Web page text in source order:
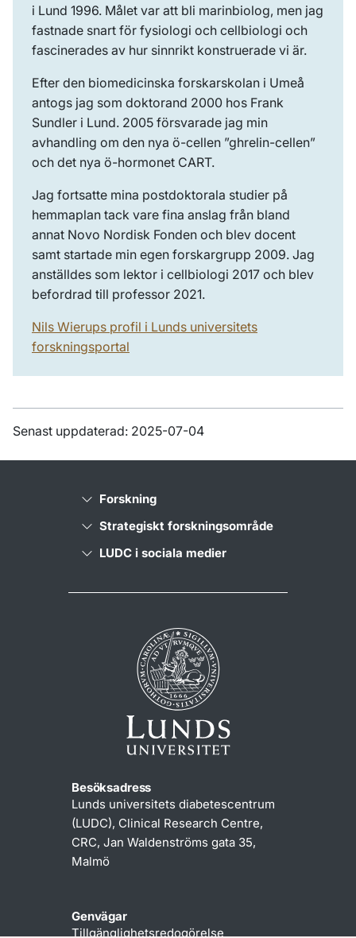
i Lund 1996. Målet var att bli marinbiolog, men jag
fastnade snart för fysiologi och cellbiologi och
fascinerades av hur sinnrikt konstruerade vi är.
Efter den biomedicinska forskarskolan i Umeå
antogs jag som doktorand 2000 hos Frank
Sundler i Lund. 2005 försvarade jag min
avhandling om den nya ö-cellen ”ghrelin-cellen”
och det nya ö-hormonet CART.
Jag fortsatte mina postdoktorala studier på
hemmaplan tack vare fina anslag från bland
annat Novo Nordisk Fonden och blev docent
samt startade min egen forskargrupp 2009. Jag
anställdes som lektor i cellbiologi 2017 och blev
befordrad till professor 2021.
Nils Wierups profil i Lunds universitets
forskningsportal
Senast uppdaterad: 2025-07-04
Forskning
Strategiskt forskningsområde
LUDC i sociala medier
Besöksadress
Lunds universitets diabetescentrum
(LUDC), Clinical Research Centre,
CRC, Jan Waldenströms gata 35,
Malmö
Genvägar
Tillgänglighetsredogörelse